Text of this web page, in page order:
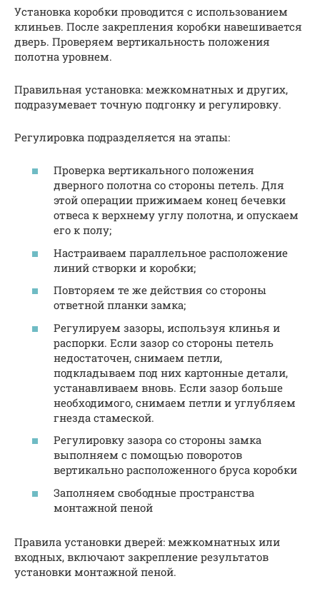
Установка коробки проводится с использованием
клиньев. После закрепления коробки навешивается
дверь. Проверяем вертикальность положения
полотна уровнем.
Правильная установка: межкомнатных и других,
подразумевает точную подгонку и регулировку.
Регулировка подразделяется на этапы:
Проверка вертикального положения
дверного полотна со стороны петель. Для
этой операции прижимаем конец бечевки
отвеса к верхнему углу полотна, и опускаем
его к полу;
Настраиваем параллельное расположение
линий створки и коробки;
Повторяем те же действия со стороны
ответной планки замка;
Регулируем зазоры, используя клинья и
распорки. Если зазор со стороны петель
недостаточен, снимаем петли,
подкладываем под них картонные детали,
устанавливаем вновь. Если зазор больше
необходимого, снимаем петли и углубляем
гнезда стамеской.
Регулировку зазора со стороны замка
выполняем с помощью поворотов
вертикально расположенного бруса коробки
Заполняем свободные пространства
монтажной пеной
Правила установки дверей: межкомнатных или
входных, включают закрепление результатов
установки монтажной пеной.